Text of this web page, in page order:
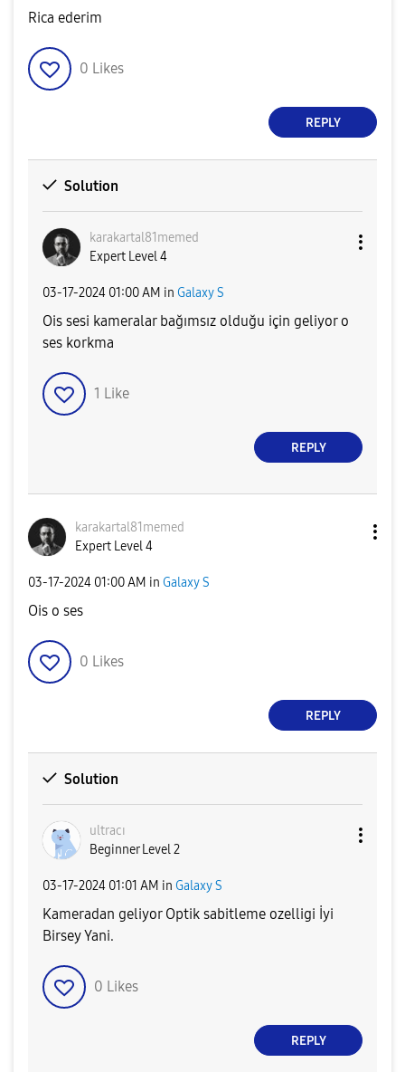
Rica ederim
0 Likes
REPLY
Solution
karakartal81memed
Expert Level 4
‎03-17-2024 01:00 AM in Galaxy S
Ois sesi kameralar bağımsız olduğu için geliyor o
ses korkma
1 Like
REPLY
karakartal81memed
Expert Level 4
‎03-17-2024 01:00 AM in Galaxy S
Ois o ses
0 Likes
REPLY
Solution
ultracı
Beginner Level 2
‎03-17-2024 01:01 AM in Galaxy S
Kameradan geliyor Optik sabitleme ozelligi İyi
Birsey Yani.
0 Likes
REPLY